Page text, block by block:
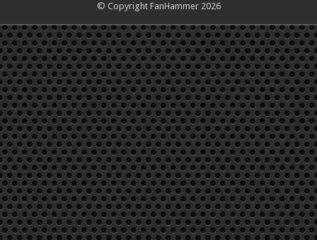
© Copyright FanHammer 2026